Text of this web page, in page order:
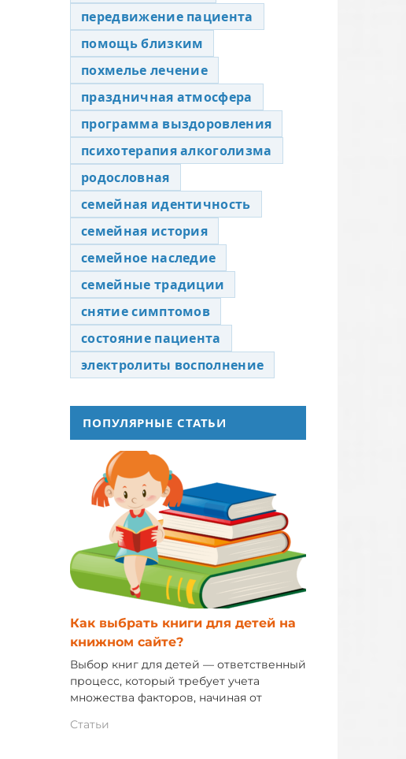
передвижение пациента
помощь близким
похмелье лечение
праздничная атмосфера
программа выздоровления
психотерапия алкоголизма
родословная
семейная идентичность
семейная история
семейное наследие
семейные традиции
снятие симптомов
состояние пациента
электролиты восполнение
ПОПУЛЯРНЫЕ СТАТЬИ
Как выбрать книги для детей на
книжном сайте?
Выбор книг для детей — ответственный
процесс, который требует учета
множества факторов, начиная от
Статьи